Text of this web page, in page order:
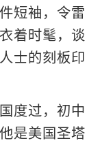
短袖，令雷
着时髦，谈
士的刻板印
度过，初中
是美国圣塔